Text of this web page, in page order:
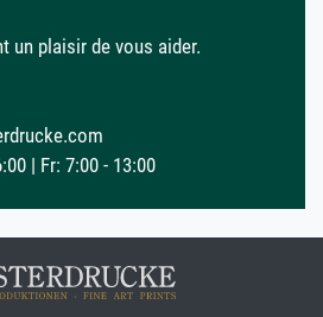
un plaisir de vous aider.
| Fr: 7:00 - 13:00